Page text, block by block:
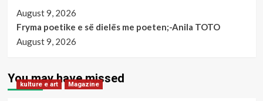
August 9, 2026
Fryma poetike e së dielës me poeten;-Anila TOTO
August 9, 2026
You may have missed
kulture e art Magazine